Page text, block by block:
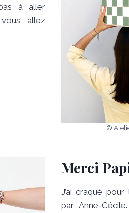
à aller
allez
©
Merci
J’ai craqué
par Anne-